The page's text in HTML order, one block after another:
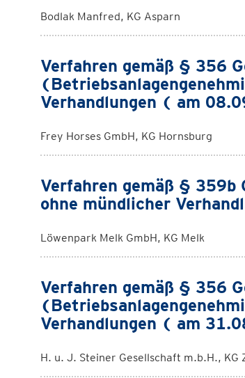
Bodlak Manfred, KG Asparn
Verfahren gemäß § 356
Verhandlungen ( am
Frey Horses GmbH, KG Hornsburg
Verfahren gemäß §
ohne mündlicher
Löwenpark Melk GmbH, KG Melk
Verfahren gemäß § 356
Verhandlungen ( am
H. u. J. Steiner Gesellschaft m.b.H., KG